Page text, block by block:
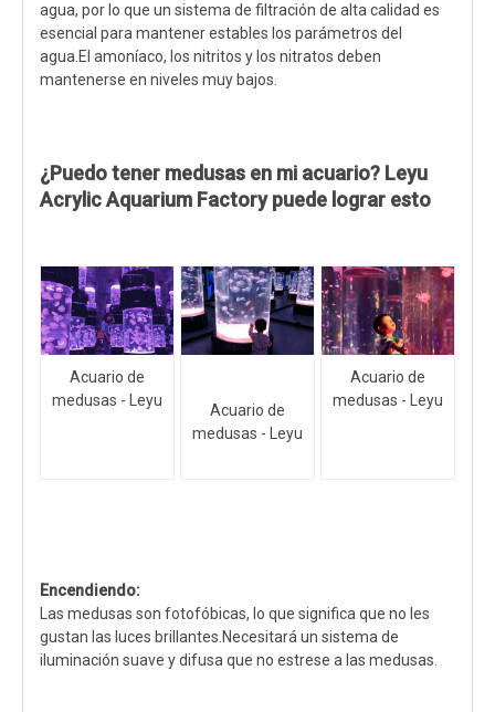
agua, por lo que un sistema de filtración de alta calidad es
esencial para mantener estables los parámetros del
agua.El amoníaco, los nitritos y los nitratos deben
mantenerse en niveles muy bajos.
¿Puedo tener medusas en mi acuario? Leyu
Acrylic Aquarium Factory puede lograr esto
Acuario de
medusas - Leyu
Acuario de
medusas - Leyu
Acuario de
medusas - Leyu
Encendiendo:
Las medusas son fotofóbicas, lo que significa que no les
gustan las luces brillantes.Necesitará un sistema de
iluminación suave y difusa que no estrese a las medusas.